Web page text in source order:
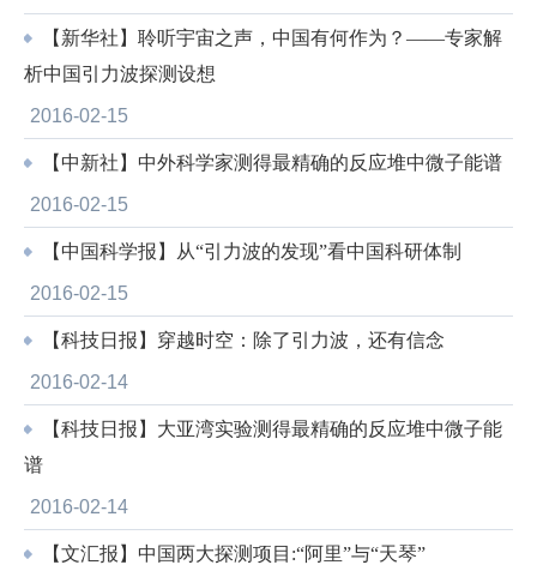
【新华社】聆听宇宙之声，中国有何作为？——专家解
析中国引力波探测设想
2016-02-15
【中新社】中外科学家测得最精确的反应堆中微子能谱
2016-02-15
【中国科学报】从“引力波的发现”看中国科研体制
2016-02-15
【科技日报】穿越时空：除了引力波，还有信念
2016-02-14
【科技日报】大亚湾实验测得最精确的反应堆中微子能
谱
2016-02-14
【文汇报】中国两大探测项目:“阿里”与“天琴”